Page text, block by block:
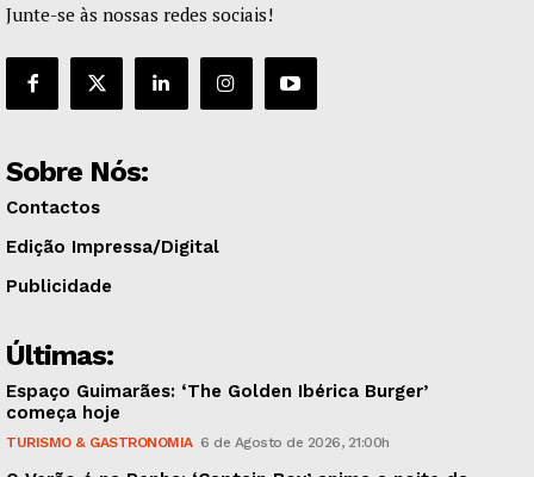
Junte-se às nossas redes sociais!
Sobre Nós:
Contactos
Edição Impressa/Digital
Publicidade
Últimas:
Espaço Guimarães: ‘The Golden Ibérica Burger’
começa hoje
TURISMO & GASTRONOMIA 6 de Agosto de 2026, 21:00h